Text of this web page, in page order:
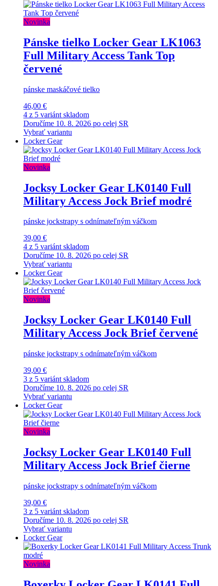
Novinka
Pánske tielko Locker Gear LK1063
Full Military Access Tank Top
červené
pánske maskáčové tielko
46,00 €
4 z 5 variánt skladom
Doručíme 10. 8. 2026 po celej SR
Vybrať variantu
Locker Gear
Novinka
Jocksy Locker Gear LK0140 Full
Military Access Jock Brief modré
pánske jockstrapy s odnímateľným váčkom
39,00 €
4 z 5 variánt skladom
Doručíme 10. 8. 2026 po celej SR
Vybrať variantu
Locker Gear
Novinka
Jocksy Locker Gear LK0140 Full
Military Access Jock Brief červené
pánske jockstrapy s odnímateľným váčkom
39,00 €
3 z 5 variánt skladom
Doručíme 10. 8. 2026 po celej SR
Vybrať variantu
Locker Gear
Novinka
Jocksy Locker Gear LK0140 Full
Military Access Jock Brief čierne
pánske jockstrapy s odnímateľným váčkom
39,00 €
3 z 5 variánt skladom
Doručíme 10. 8. 2026 po celej SR
Vybrať variantu
Locker Gear
Novinka